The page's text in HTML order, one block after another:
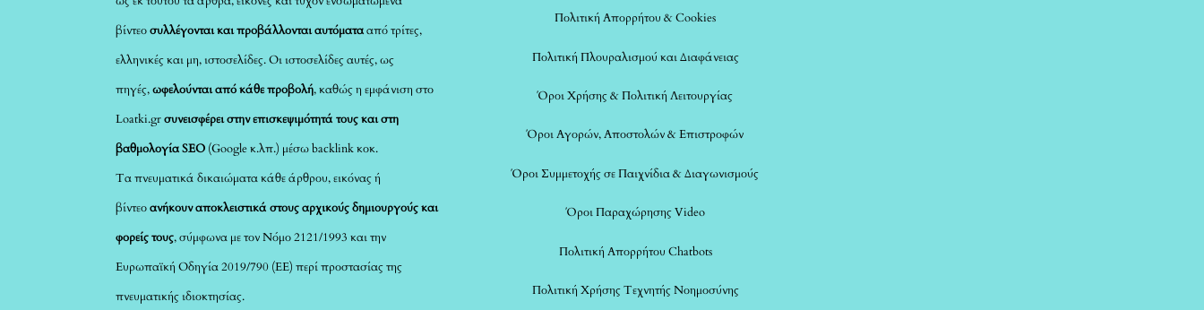
βίντεοσυλλέγονται και προβάλλονται αυτόματααπό τρίτες,
ελληνικές και μη, ιστοσελίδες. Οι ιστοσελίδες αυτές, ως
πηγές,ωφελούνται από κάθε προβολή, καθώς η εμφάνιση στο
Loatki.grσυνεισφέρει στην επισκεψιμότητά τους και στη
βαθμολογία SEO (Google κ.λπ.) μέσω backlink κοκ.
Τα πνευματικά δικαιώματα κάθε άρθρου, εικόνας ή
βίντεοανήκουν αποκλειστικά στους αρχικούς δημιουργούς και
φορείς τους, σύμφωνα με τον Νόμο 2121/1993 και την
Ευρωπαϊκή Οδηγία 2019/790 (ΕΕ) περί προστασίας της
πνευματικής ιδιοκτησίας.
Πολιτική Απορρήτου & Cookies
Πολιτική Πλουραλισμού και Διαφάνειας
Όροι Χρήσης & Πολιτική Λειτουργίας
Όροι Αγορών, Αποστολών & Επιστροφών
Όροι Συμμετοχής σε Παιχνίδια & Διαγωνισμούς
Όροι Παραχώρησης Video
Πολιτική Απορρήτου Chatbots
Πολιτική Χρήσης Τεχνητής Νοημοσύνης